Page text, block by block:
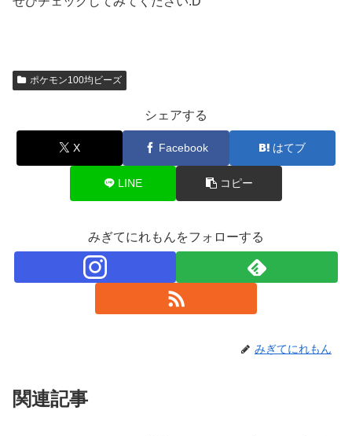
ポケモン100均ビーズ
シェアする
X Facebook はてブ
LINE コピー
みぎてにれもんをフォローする
みぎてにれもん
関連記事